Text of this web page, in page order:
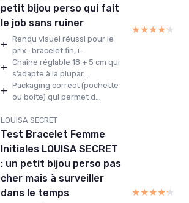
petit bijou perso qui fait
le job sans ruiner
+ Rendu visuel réussi pour le
prix : bracelet fin, i...
+ Chaîne réglable 18 + 5 cm qui
s’adapte à la plupar...
+ Packaging correct (pochette
ou boîte) qui permet d...
★★★★★
★★★★★
LOUISA SECRET
Test Bracelet Femme
Initiales LOUISA SECRET
: un petit bijou perso pas
cher mais à surveiller
dans le temps
★★★★★
★★★★★